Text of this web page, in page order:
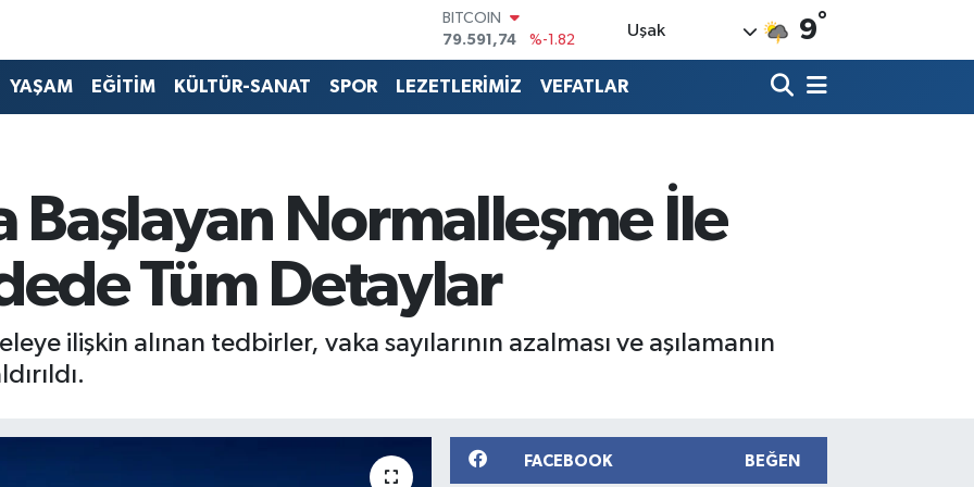
DOLAR
45,43620
%0.02
EURO
53,38690
%0.19
BİST100
14.598,00
%0
BITCOIN
79.591,74
Uşak 9°
YAŞAM EĞİTİM KÜLTÜR-SANAT SPOR LEZETLERİMİZ VEFATLAR
Başlayan Normalleşme İle
Tüm Detaylar
ilişkin alınan tedbirler, vaka sayılarının azalması ve aşılamanın
FACEBOOK BEĞEN